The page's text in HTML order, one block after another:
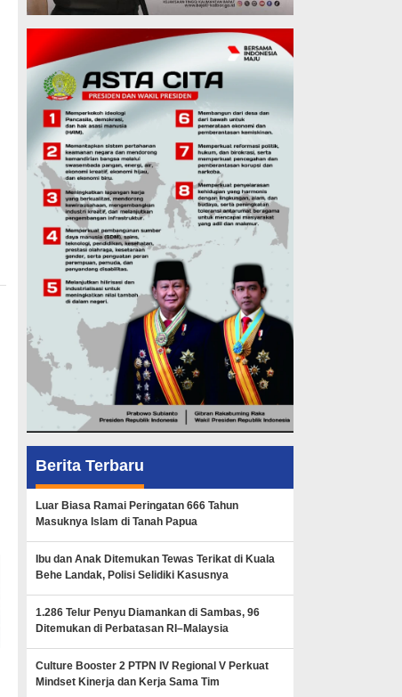
Berita Terbaru
Luar Biasa Ramai Peringatan 666 Tahun
Masuknya Islam di Tanah Papua
Ibu dan Anak Ditemukan Tewas Terikat di Kuala
Behe Landak, Polisi Selidiki Kasusnya
1.286 Telur Penyu Diamankan di Sambas, 96
Ditemukan di Perbatasan RI–Malaysia
Culture Booster 2 PTPN IV Regional V Perkuat
Mindset Kinerja dan Kerja Sama Tim